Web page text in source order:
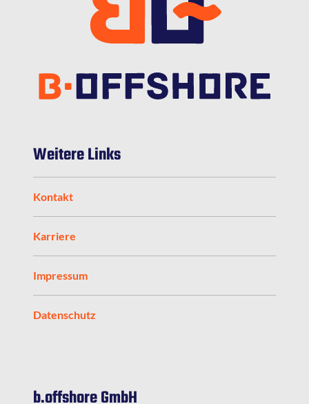
Weitere Links
Kontakt
Karriere
Impressum
Datenschutz
b.offshore GmbH